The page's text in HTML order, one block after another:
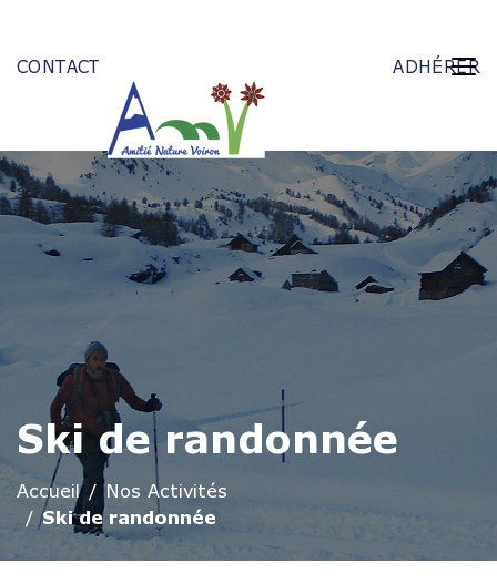
CONTACT ADHÉRER
Ski de randonnée
Accueil
Nos Activités
Ski de randonnée